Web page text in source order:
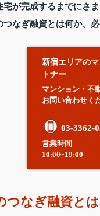
宅が完成するまでにさ
なぎ融資とは何か、
新宿エリアの
トナー
マンション・不
お問い合わせく
03-3362-
営業時間
10:00~19:00
つなぎ融資とは